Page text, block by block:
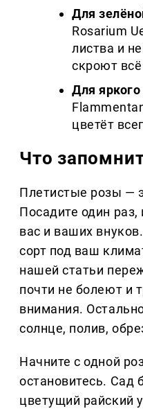
Для
Rosarium
листва и
скроют
Для
цветёт
Что
Плетистые розы —
Посадите один раз,
вас и ваших
сорт под ваш
нашей статьи
почти не болеют и
внимания.
солнце, полив,
Начните с одной
остановитесь. Сад
цветущий райский